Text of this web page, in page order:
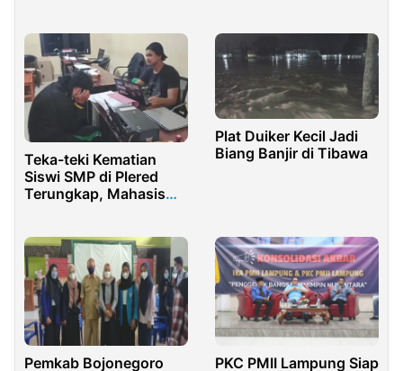
Teka-teki Kematian
Siswi SMP di Plered
Terungkap, Mahasiswa
Plat Duiker Kecil Jadi
Biang Banjir di Tibawa
Pemkab Bojonegoro
PKC PMII Lampung Siap